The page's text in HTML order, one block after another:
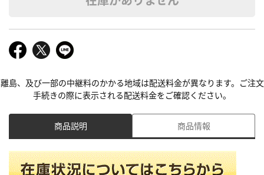
離島、及び一部の中継料のかかる地域は配送料金が異なります。ご注文
手続きの際に表示される配送料金をご確認ください。
商品説明 商品情報